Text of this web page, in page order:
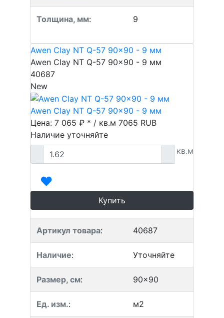
Толщина, мм: 9
Awen Clay NT Q-57 90x90 - 9 мм
Awen Clay NT Q-57 90x90 - 9 мм
40687
New
Awen Clay NT Q-57 90x90 - 9 мм
Цена: 7 065 ₽ * / кв.м 7065 RUB
Наличие уточняйте
кв.м
Купить
Артикул товара: 40687
Наличие: Уточняйте
Размер, см: 90x90
Ед. изм.: м2